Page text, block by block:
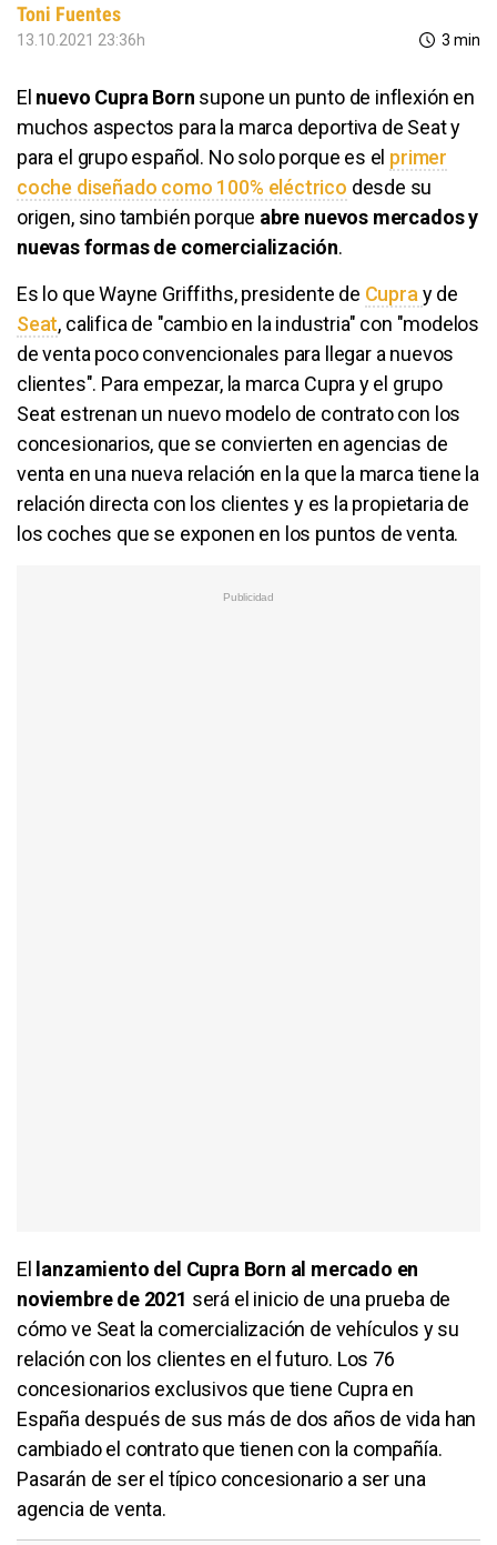
Toni Fuentes
13.10.2021 23:36h 3 min
El nuevo Cupra Born supone un punto de inflexión en
muchos aspectos para la marca deportiva de Seat y
para el grupo español. No solo porque es el primer
coche diseñado como 100% eléctrico desde su
origen, sino también porque abre nuevos mercados y
nuevas formas de comercialización.
Es lo que Wayne Griffiths, presidente de Cupra y de
Seat, califica de "cambio en la industria" con "modelos
de venta poco convencionales para llegar a nuevos
clientes". Para empezar, la marca Cupra y el grupo
Seat estrenan un nuevo modelo de contrato con los
concesionarios, que se convierten en agencias de
venta en una nueva relación en la que la marca tiene la
relación directa con los clientes y es la propietaria de
los coches que se exponen en los puntos de venta.
El lanzamiento del Cupra Born al mercado en
noviembre de 2021 será el inicio de una prueba de
cómo ve Seat la comercialización de vehículos y su
relación con los clientes en el futuro. Los 76
concesionarios exclusivos que tiene Cupra en
España después de sus más de dos años de vida han
cambiado el contrato que tienen con la compañía.
Pasarán de ser el típico concesionario a ser una
agencia de venta.